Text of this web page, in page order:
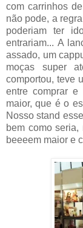
com carrinhos
não pode, a
poderiam ter
entrariam... A
assado, um
moças super
comportou, teve
entre comprar
maior, que é o
Nosso stand
bem como
beeeem maior e